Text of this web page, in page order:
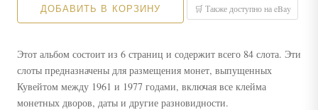
ДОБАВИТЬ В КОРЗИНУ 🛒 Также доступно на eBay
Этот альбом состоит из 6 страниц и содержит всего 84 слота. Эти
слоты предназначены для размещения монет, выпущенных
Кувейтом между 1961 и 1977 годами, включая все клейма
монетных дворов, даты и другие разновидности.